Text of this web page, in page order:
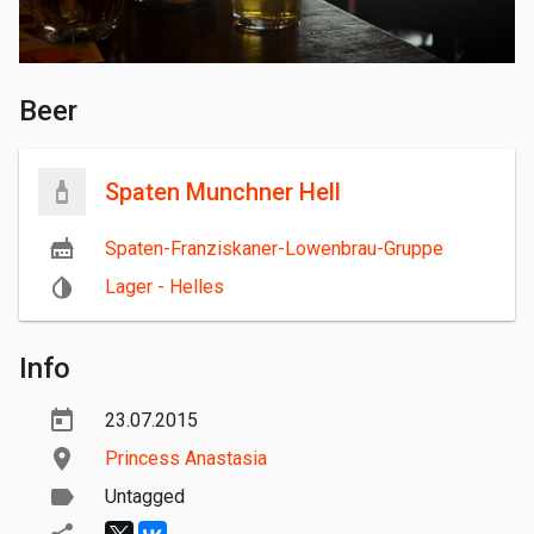
Beer
Spaten Munchner Hell
Spaten-Franziskaner-Lowenbrau-Gruppe
Lager - Helles
Info
23.07.2015
Princess Anastasia
Untagged